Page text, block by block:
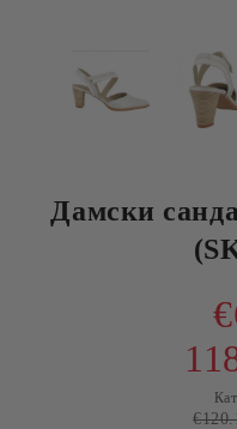
Дамски